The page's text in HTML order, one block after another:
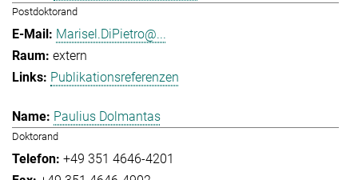
Postdoktorand
Marisel.DiPietro@...
extern
Publikationsreferenzen
Paulius Dolmantas
Doktorand
+49 351 4646-4201